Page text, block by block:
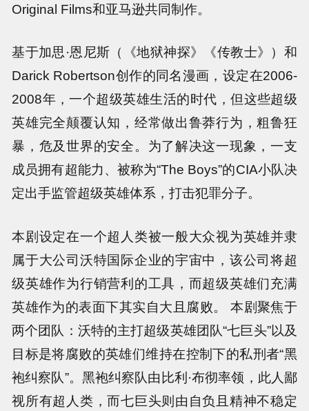
Original Films和亚马逊共同制作。
基于加思·恩尼斯（《地狱神探》《传教士》）和
Darick Robertson创作的同名漫画，设定在2006-
2008年，一个超级英雄生活的时代，但这些超级
英雄完全颠覆认知，经常做出鲁莽行为，粗鲁狂
暴，危及世界的安全。为了解决这一现象，一支
成员拥有超能力、被称为“The Boys”的CIA小队决
定出手监管超级英雄体系，打击犯罪分子。
本剧设定在一个超人类被一般大众视为英雄并隶
属于大公司沃特国际企业的宇宙中，该公司将超
级英雄作为行销营利的工具，而超级英雄们充满
英雄作为的表面下其实自大且腐败。 本剧聚焦于
两个团队：沃特的主打超级英雄团队“七巨头”以及
目标是将腐败的英雄们维持在控制下的私刑者“黑
袍纠察队”。黑袍纠察队由比利·布彻率领，此人鄙
视所有超人类，而七巨头则由自负且精神不稳定